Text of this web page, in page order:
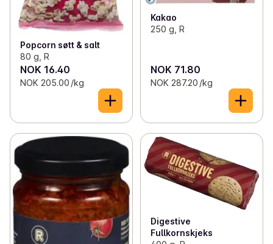
Popcorn søtt & salt
80 g, R
NOK 16.40
NOK 205.00 /kg
Kakao
250 g, R
NOK 71.80
NOK 287.20 /kg
Digestive
Fullkornskjeks